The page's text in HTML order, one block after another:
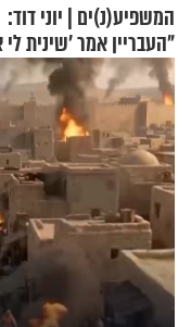
המשפיע(נ)ים | יוני דוד:
"העבריין אמר 'שינית
החיים מהקצה אל